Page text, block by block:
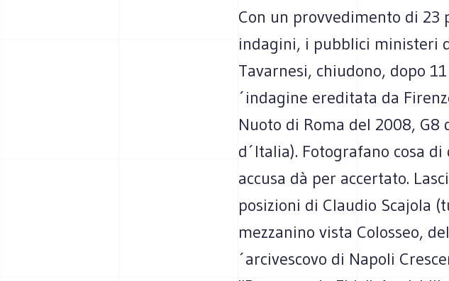
Con un provvedimento di 23
indagini, i pubblici ministeri
Tavarnesi, chiudono, dopo
´indagine ereditata da
Nuoto di Roma del 2008,
d´Italia). Fotografano cosa
accusa dà per accertato.
posizioni di Claudio Scajola
mezzanino vista Colosseo,
´arcivescovo di Napoli